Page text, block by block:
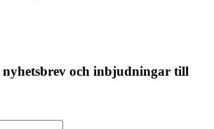
nyhetsbrev och inbjudningar till